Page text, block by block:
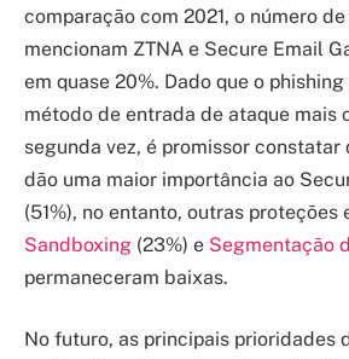
comparação com 2021, o número
mencionam ZTNA e Secure Email
em quase 20%. Dado que o
método de entrada de ataque mais
segunda vez, é promissor constatar
dão uma maior importância ao
(51%), no entanto, outras proteções
Sandboxing (23%) e Segmentação
permaneceram baixas.
No futuro, as principais prioridades